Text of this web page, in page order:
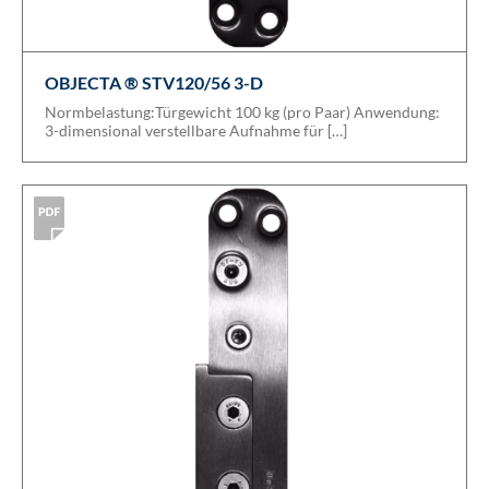
OBJECTA ® STV120/56 3-D
Normbelastung:Türgewicht 100 kg (pro Paar) Anwendung:
3-dimensional verstellbare Aufnahme für […]